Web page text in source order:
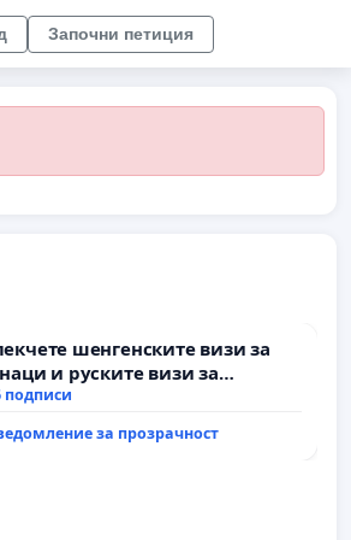
Започни петиция
шенгенските визи за
и руските визи за
подписи
за прозрачност